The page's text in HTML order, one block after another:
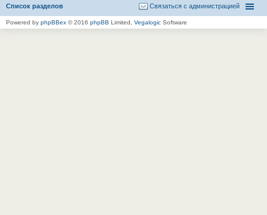
Список разделов Связаться с администрацией
Powered by phpBBex © 2016 phpBB Limited, Vegalogic Software